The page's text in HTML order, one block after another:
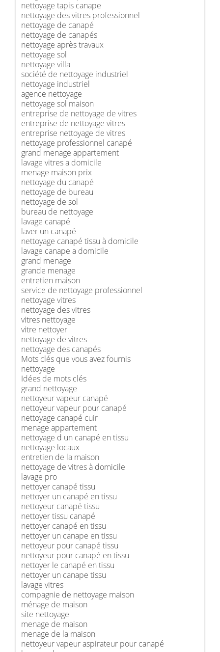
nettoyage tapis canape
nettoyage des vitres professionnel
nettoyage de canapé
nettoyage de canapés
nettoyage après travaux
nettoyage sol
nettoyage villa
société de nettoyage industriel
nettoyage industriel
agence nettoyage
nettoyage sol maison
entreprise de nettoyage de vitres
entreprise de nettoyage vitres
entreprise nettoyage de vitres
nettoyage professionnel canapé
grand menage appartement
lavage vitres a domicile
menage maison prix
nettoyage du canapé
nettoyage de bureau
nettoyage de sol
bureau de nettoyage
lavage canapé
laver un canapé
nettoyage canapé tissu à domicile
lavage canape a domicile
grand menage
grande menage
entretien maison
service de nettoyage professionnel
nettoyage vitres
nettoyage des vitres
vitres nettoyage
vitre nettoyer
nettoyage de vitres
nettoyage des canapés
Mots clés que vous avez fournis
nettoyage
Idées de mots clés
grand nettoyage
nettoyeur vapeur canapé
nettoyeur vapeur pour canapé
nettoyage canapé cuir
menage appartement
nettoyage d un canapé en tissu
nettoyage locaux
entretien de la maison
nettoyage de vitres à domicile
lavage pro
nettoyer canapé tissu
nettoyer un canapé en tissu
nettoyeur canapé tissu
nettoyer tissu canapé
nettoyer canapé en tissu
nettoyer un canape en tissu
nettoyeur pour canapé tissu
nettoyeur pour canapé en tissu
nettoyer le canapé en tissu
nettoyer un canape tissu
lavage vitres
compagnie de nettoyage maison
ménage de maison
site nettoyage
menage de maison
menage de la maison
nettoyeur vapeur aspirateur pour canapé